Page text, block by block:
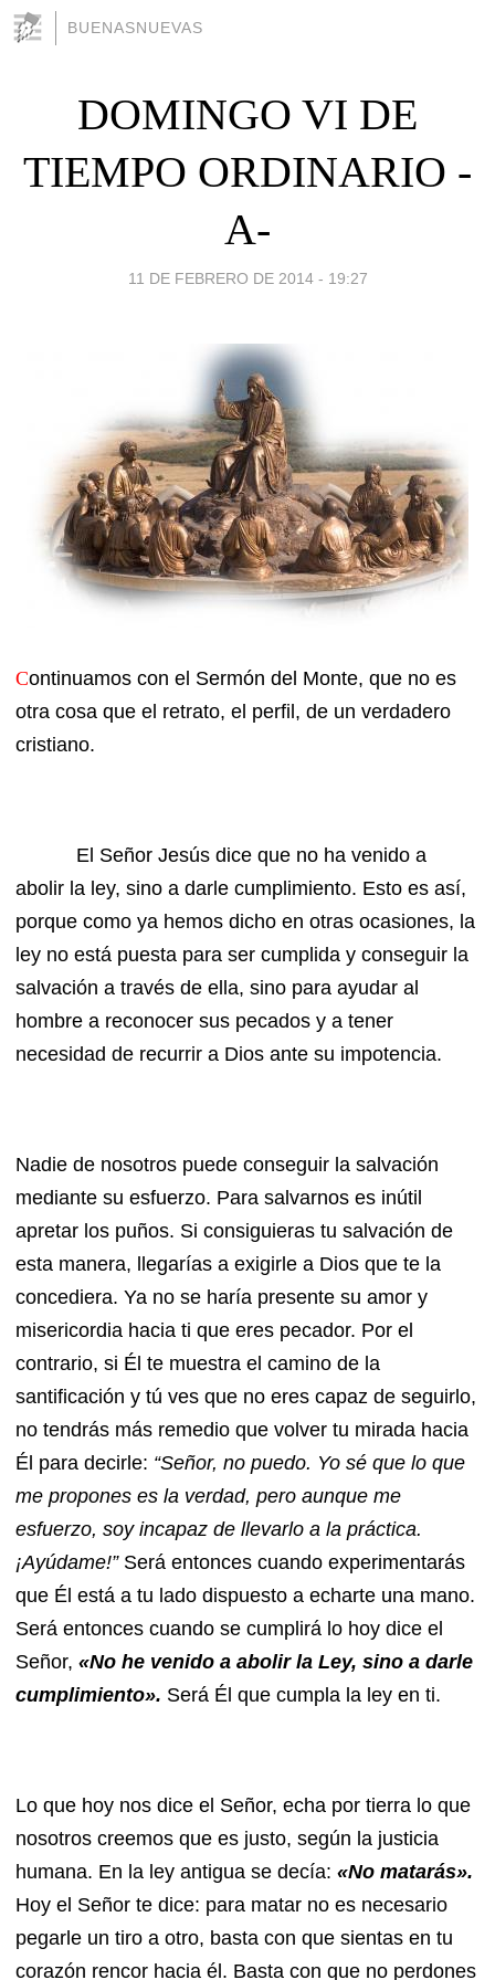
BUENASNUEVAS
DOMINGO VI DE
TIEMPO ORDINARIO -
A-
11 DE FEBRERO DE 2014 - 19:27
Continuamos con el Sermón del Monte, que no es
otra cosa que el retrato, el perfil, de un verdadero
cristiano.
El Señor Jesús dice que no ha venido a
abolir la ley, sino a darle cumplimiento. Esto es así,
porque como ya hemos dicho en otras ocasiones, la
ley no está puesta para ser cumplida y conseguir la
salvación a través de ella, sino para ayudar al
hombre a reconocer sus pecados y a tener
necesidad de recurrir a Dios ante su impotencia.
Nadie de nosotros puede conseguir la salvación
mediante su esfuerzo. Para salvarnos es inútil
apretar los puños. Si consiguieras tu salvación de
esta manera, llegarías a exigirle a Dios que te la
concediera. Ya no se haría presente su amor y
misericordia hacia ti que eres pecador. Por el
contrario, si Él te muestra el camino de la
santificación y tú ves que no eres capaz de seguirlo,
no tendrás más remedio que volver tu mirada hacia
Él para decirle: “Señor, no puedo. Yo sé que lo que
me propones es la verdad, pero aunque me
esfuerzo, soy incapaz de llevarlo a la práctica.
¡Ayúdame!”Será entonces cuando experimentarás
que Él está a tu lado dispuesto a echarte una mano.
Será entonces cuando se cumplirá lo hoy dice el
Señor, «No he venido a abolir la Ley, sino a darle
cumplimiento». Será Él que cumpla la ley en ti.
Lo que hoy nos dice el Señor, echa por tierra lo que
nosotros creemos que es justo, según la justicia
humana. En la ley antigua se decía: «No matarás».
Hoy el Señor te dice: para matar no es necesario
pegarle un tiro a otro, basta con que sientas en tu
corazón rencor hacia él. Basta con que no perdones